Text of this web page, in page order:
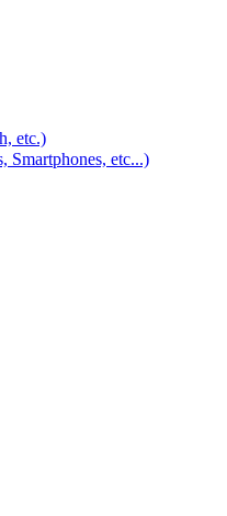
etc.)
Smartphones, etc...)